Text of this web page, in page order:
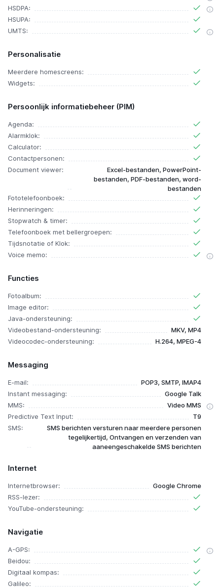
HSDPA:
HSUPA:
UMTS:
Personalisatie
Meerdere homescreens:
Widgets:
Persoonlijk informatiebeheer (PIM)
Agenda:
Alarmklok:
Calculator:
Contactpersonen:
Document viewer:
Excel-bestanden, PowerPoint-
bestanden, PDF-bestanden, word-
bestanden
Fototelefoonboek:
Herinneringen:
Stopwatch & timer:
Telefoonboek met bellergroepen:
Tijdsnotatie of Klok:
Voice memo:
Functies
Fotoalbum:
Image editor:
Java-ondersteuning:
Videobestand-ondersteuning:
MKV, MP4
Videocodec-ondersteuning:
H.264, MPEG-4
Messaging
E-mail:
POP3, SMTP, IMAP4
Instant messaging:
Google Talk
MMS:
Video MMS
Predictive Text Input:
T9
SMS:
SMS berichten versturen naar meerdere personen
tegelijkertijd, Ontvangen en verzenden van
aaneengeschakelde SMS berichten
Internet
Internetbrowser:
Google Chrome
RSS-lezer:
YouTube-ondersteuning:
Navigatie
A-GPS:
Beidou:
Digitaal kompas:
Galileo: